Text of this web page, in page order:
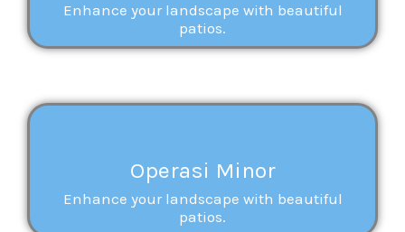
Enhance your landscape with beautiful
patios.
Operasi Minor
Enhance your landscape with beautiful
patios.